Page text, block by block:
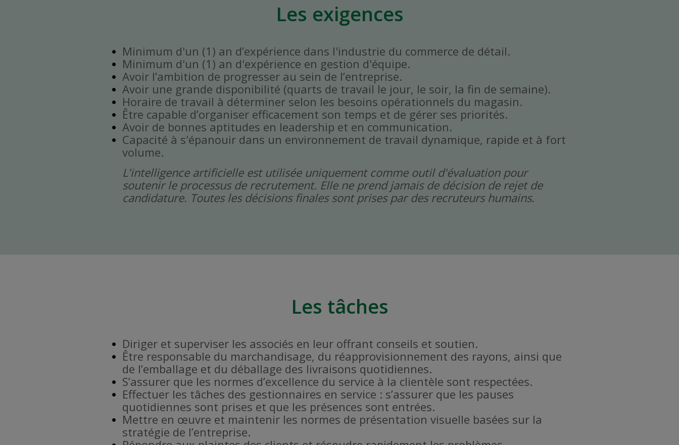
Les exigences
Minimum d'un (1) an d’expérience dans l'industrie du commerce de détail.
Minimum d'un (1) an d'expérience en gestion d'équipe.
Avoir l’ambition de progresser au sein de l’entreprise.
Avoir une grande disponibilité (quarts de travail le jour, le soir, la fin de semaine).
Horaire de travail à déterminer selon les besoins opérationnels du magasin.
Être capable d’organiser efficacement son temps et de gérer ses priorités.
Avoir de bonnes aptitudes en leadership et en communication.
Capacité à s'épanouir dans un environnement de travail dynamique, rapide et à fort
volume.
L'intelligence artificielle est utilisée uniquement comme outil d'évaluation pour
soutenir le processus de recrutement. Elle ne prend jamais de décision de rejet de
candidature. Toutes les décisions finales sont prises par des recruteurs humains.
Les tâches
Diriger et superviser les associés en leur offrant conseils et soutien.
Être responsable du marchandisage, du réapprovisionnement des rayons, ainsi que
de l’emballage et du déballage des livraisons quotidiennes.
S’assurer que les normes d’excellence du service à la clientèle sont respectées.
Effectuer les tâches des gestionnaires en service : s’assurer que les pauses
quotidiennes sont prises et que les présences sont entrées.
Mettre en œuvre et maintenir les normes de présentation visuelle basées sur la
stratégie de l’entreprise.